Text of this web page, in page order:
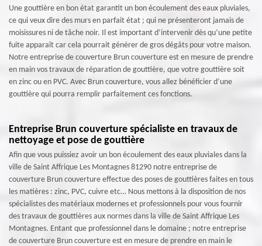
Une gouttière en bon état garantit un bon écoulement des eaux pluviales,
ce qui veux dire des murs en parfait état ; qui ne présenteront jamais de
moisissures ni de tâche noir. Il est important d’intervenir dès qu’une petite
fuite apparaît car cela pourrait générer de gros dégâts pour votre maison.
Notre entreprise de couverture Brun couverture est en mesure de prendre
en main vos travaux de réparation de gouttière, que votre gouttière soit
en zinc ou en PVC. Avec Brun couverture, vous allez bénéficier d’une
gouttière qui pourra remplir parfaitement ces fonctions.
Entreprise Brun couverture spécialiste en travaux de
nettoyage et pose de gouttière
Afin que vous puissiez avoir un bon écoulement des eaux pluviales dans la
ville de Saint Affrique Les Montagnes 81290 notre entreprise de
couverture Brun couverture effectue des poses de gouttières faites en tous
les matières : zinc, PVC, cuivre etc… Nous mettons à la disposition de nos
spécialistes des matériaux modernes et professionnels pour vous fournir
des travaux de gouttières aux normes dans la ville de Saint Affrique Les
Montagnes. Entant que professionnel dans le domaine ; notre entreprise
de couverture Brun couverture est en mesure de prendre en main le